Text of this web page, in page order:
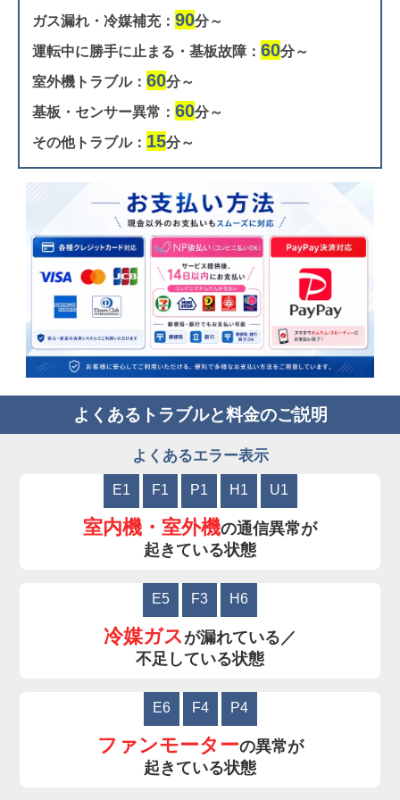
ガス漏れ・冷媒補充： 90分～
運転中に勝手に止まる・基板故障： 60分～
室外機トラブル： 60分～
基板・センサー異常： 60分～
その他トラブル： 15分～
よくあるトラブルと料金のご説明
よくあるエラー表示
E1 F1 P1 H1 U1
室内機・室外機の通信異常が
起きている状態
E5 F3 H6
冷媒ガス が漏れている／
不足している状態
E6 F4 P4
ファンモーターの異常が
起きている状態